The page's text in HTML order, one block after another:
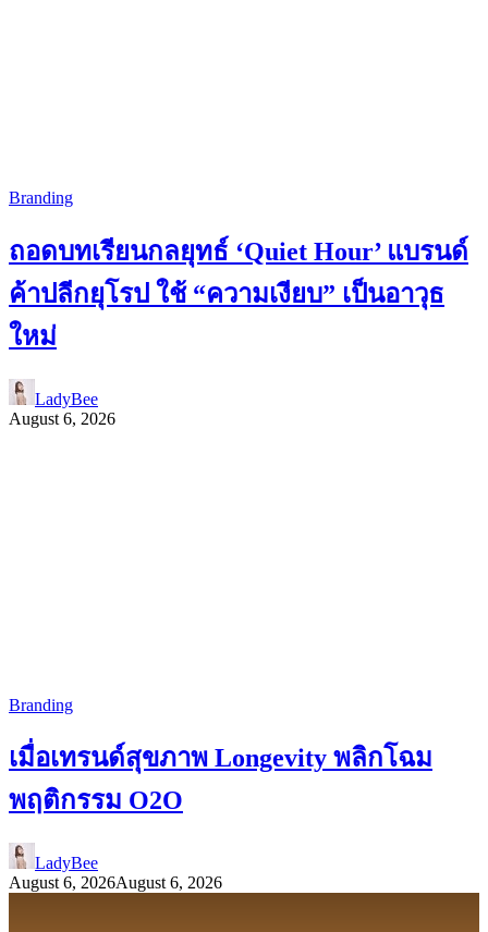
Branding
ถอดบทเรียนกลยุทธ์ ‘Quiet Hour’ แบรนด์
ค้าปลีกยุโรป ใช้ “ความเงียบ” เป็นอาวุธ
ใหม่
LadyBee
August 6, 2026
Branding
เมื่อเทรนด์สุขภาพ Longevity พลิกโฉม
พฤติกรรม O2O
LadyBee
August 6, 2026August 6, 2026